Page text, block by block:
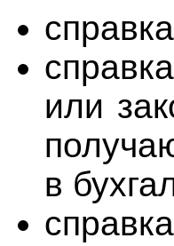
или
в